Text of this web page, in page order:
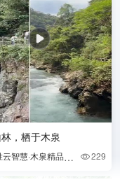
，栖于木泉
龙胜云智慧·木泉精品养生酒店
229